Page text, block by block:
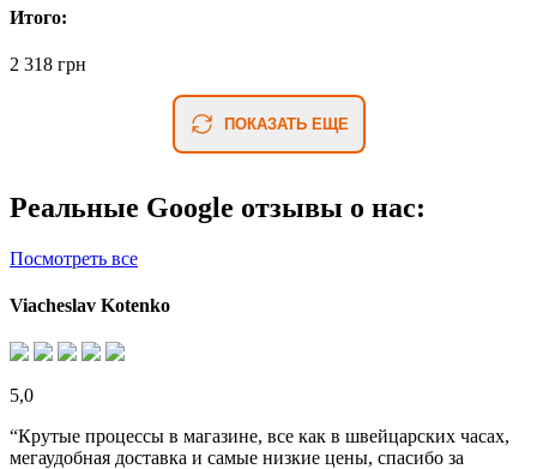
Итого:
2 318 грн
ПОКАЗАТЬ ЕЩЕ
Реальные Google отзывы о нас:
Посмотреть все
Viacheslav Kotenko
5,0
“Крутые процессы в магазине, все как в швейцарских часах,
мегаудобная доставка и самые низкие цены, спасибо за